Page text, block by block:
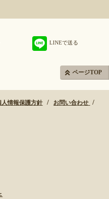
LINEで送る
ページTOP
人情報保護方針
お問い合わせ